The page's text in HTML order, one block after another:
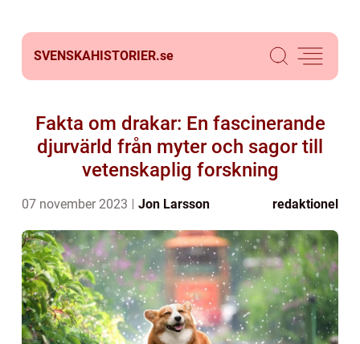
SVENSKAHISTORIER.se
Fakta om drakar: En fascinerande
djurvärld från myter och sagor till
vetenskaplig forskning
07 november 2023 Jon Larsson redaktionel